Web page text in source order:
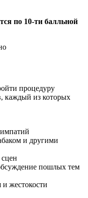
по 10-ти балльной
процедуру
каждый из которых
и другими
пошлых тем
жестокости